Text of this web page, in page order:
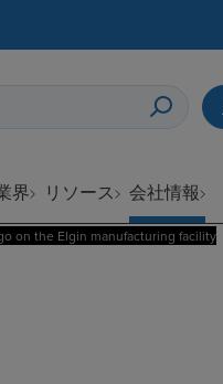
界 リソース 会社情報